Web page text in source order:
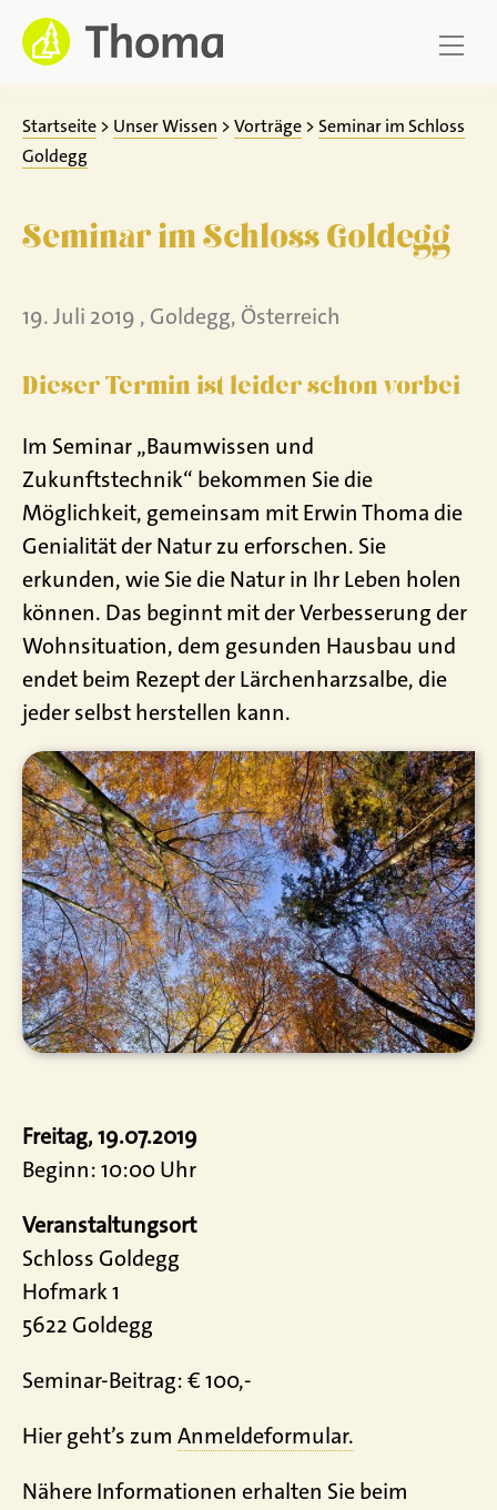
Zum
Inhalt
springen
Startseite > Unser Wissen >Vorträge > Seminar im Schloss
Goldegg
Seminar im Schloss Goldegg
19. Juli 2019 , Goldegg, Österreich
Dieser Termin ist leider schon vorbei
Im Seminar „Baumwissen und
Zukunftstechnik“ bekommen Sie die
Möglichkeit, gemeinsam mit Erwin Thoma die
Genialität der Natur zu erforschen. Sie
erkunden, wie Sie die Natur in Ihr Leben holen
können. Das beginnt mit der Verbesserung der
Wohnsituation, dem gesunden Hausbau und
endet beim Rezept der Lärchenharzsalbe, die
jeder selbst herstellen kann.
Freitag, 19.07.2019
Beginn: 10:00 Uhr
Veranstaltungsort
Schloss Goldegg
Hofmark 1
5622 Goldegg
Seminar-Beitrag: € 100,-
Hier geht’s zum Anmeldeformular.
Nähere Informationen erhalten Sie beim